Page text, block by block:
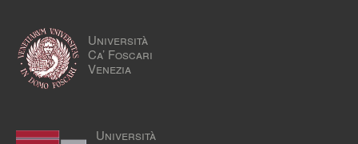
Università
Ca’ Foscari
Venezia
Università